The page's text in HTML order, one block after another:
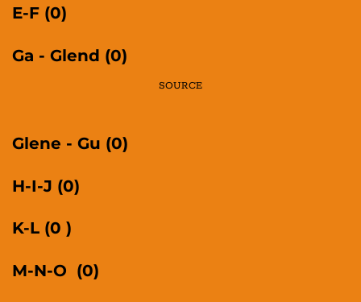
E-F (0)
Ga - Glend (0)
SOURCE
Glene - Gu (0)
H-I-J (0)
K-L (0 )
M-N-O (0)